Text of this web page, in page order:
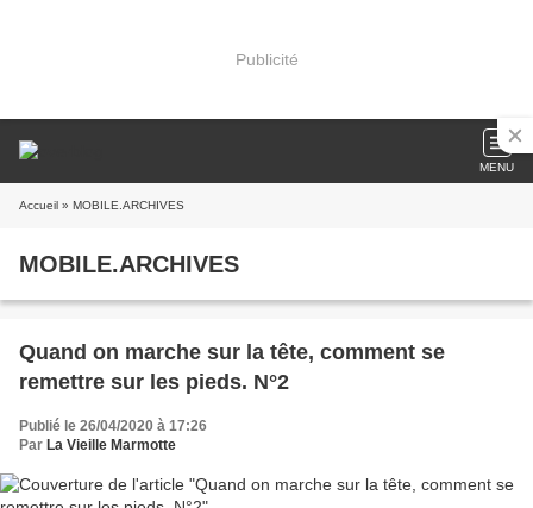
Publicité
MENU
Accueil » MOBILE.ARCHIVES
MOBILE.ARCHIVES
Quand on marche sur la tête, comment se
remettre sur les pieds. N°2
Publié le 26/04/2020 à 17:26
Par La Vieille Marmotte